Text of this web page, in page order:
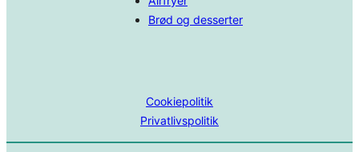
Brød og desserter
Cookiepolitik
Privatlivspolitik